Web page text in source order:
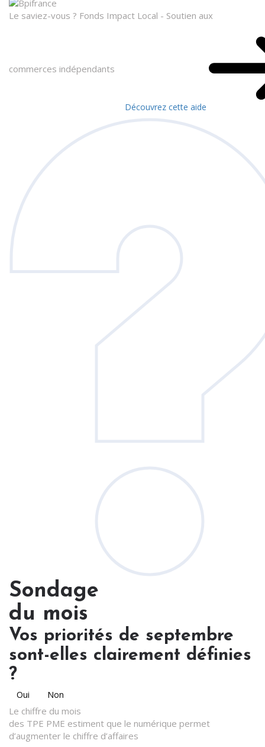
Le saviez-vous ? Fonds Impact Local - Soutien aux
commerces indépendants
Découvrez cette aide
Sondage
du mois
Vos priorités de septembre
sont-elles clairement définies
?
Oui Non
Le chiffre du mois
des TPE PME estiment que le numérique permet
d’augmenter le chiffre d’affaires